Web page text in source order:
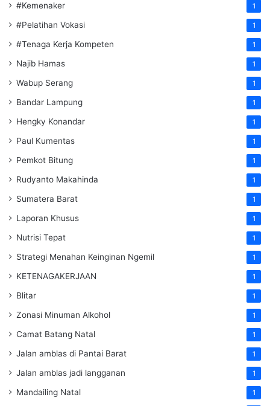
#Kemenaker 1
#Pelatihan Vokasi 1
#Tenaga Kerja Kompeten 1
Najib Hamas 1
Wabup Serang 1
Bandar Lampung 1
Hengky Konandar 1
Paul Kumentas 1
Pemkot Bitung 1
Rudyanto Makahinda 1
Sumatera Barat 1
Laporan Khusus 1
Nutrisi Tepat 1
Strategi Menahan Keinginan Ngemil 1
KETENAGAKERJAAN 1
Blitar 1
Zonasi Minuman Alkohol 1
Camat Batang Natal 1
Jalan amblas di Pantai Barat 1
Jalan amblas jadi langganan 1
Mandailing Natal 1